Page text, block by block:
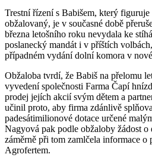
Trestní řízení s Babišem, který
obžalovaný, je v současné době
března letošního roku nevydala ke
poslanecký mandát i v příštích
případném vydání dolní komora v
Obžaloba tvrdí, že Babiš na přelomu
vyvedení společnosti Farma Čapí
prodej jejích akcií svým dětem a
učinil proto, aby firma zdánlivě
padesátimilionové dotace určené
Nagyová pak podle obžaloby žádost o
záměrně při tom zamlčela informace o
Agrofertem.